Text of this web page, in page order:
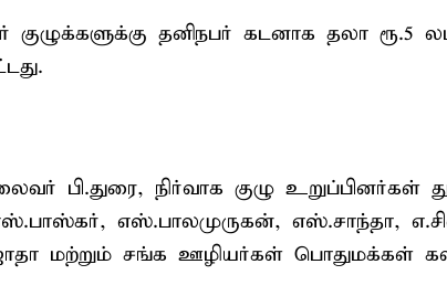
குழுக்களுக்கு தனிநபர் கடனாக தலா ரூ.5
பி.துரை, நிர்வாக குழு உறுப்பினர்கள்
எஸ்.பாலமுருகன், எஸ்.சாந்தா,
மற்றும் சங்க ஊழியர்கள்